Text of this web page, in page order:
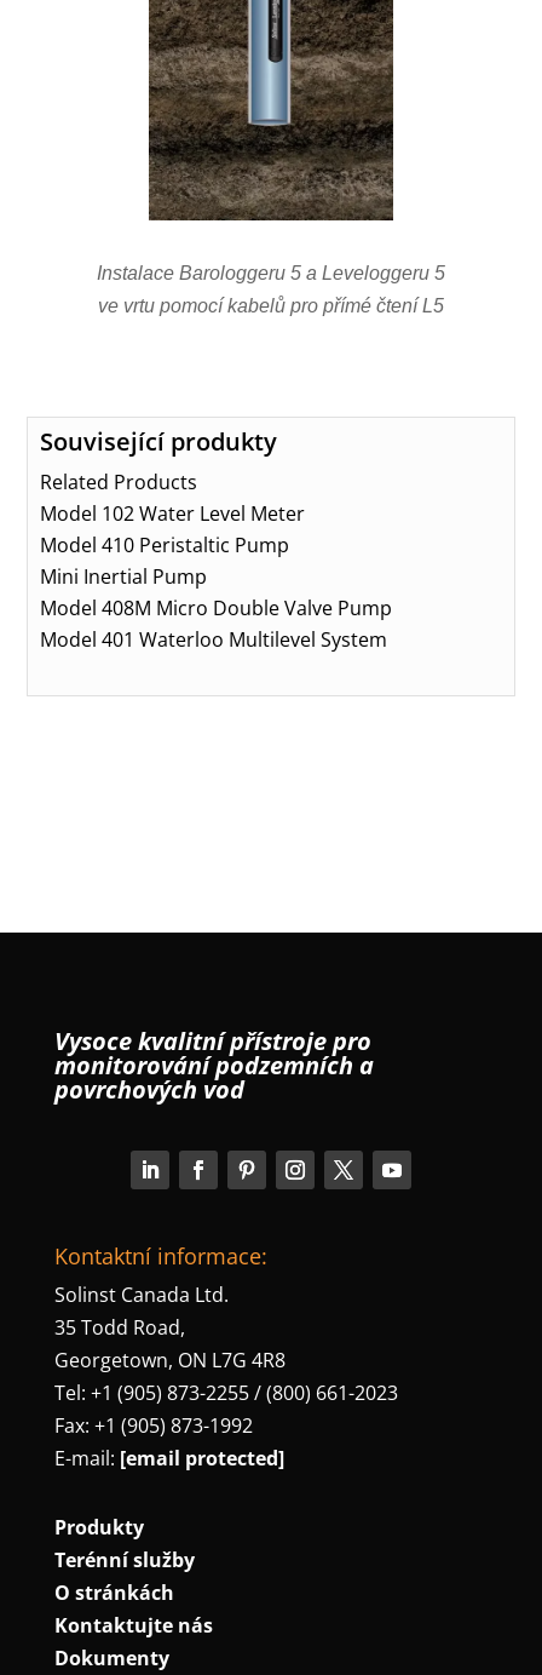
Instalace Barologgeru 5 a Leveloggeru 5
ve vrtu pomocí kabelů pro přímé čtení L5
Související produkty
Related Products
Model 102 Water Level Meter
Model 410 Peristaltic Pump
Mini Inertial Pump
Model 408M Micro Double Valve Pump
Model 401 Waterloo Multilevel System
Vysoce kvalitní přístroje pro
monitorování podzemních a
povrchových vod
Kontaktní informace:
Solinst Canada Ltd.
35 Todd Road,
Georgetown, ON L7G 4R8
Tel: +1 (905) 873-2255 / (800) 661-2023
Fax: +1 (905) 873-1992
E-mail: [email protected]
Produkty
Terénní služby
O stránkách
Kontaktujte nás
Dokumenty